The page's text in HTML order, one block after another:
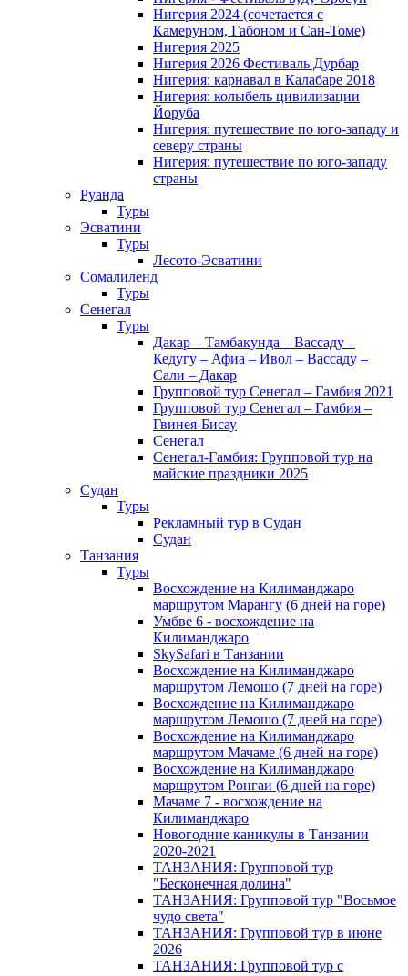
Нигерия 2024 (сочетается с
Камеруном, Габоном и Сан-Томе)
Нигерия 2025
Нигерия 2026 Фестиваль Дурбар
Нигерия: карнавал в Калабаре 2018
Нигерия: колыбель цивилизации
Йоруба
Нигерия: путешествие по юго-западу и
северу страны
Нигерия: путешествие по юго-западу
страны
Руанда
Туры
Эсватини
Туры
Лесото-Эсватини
Сомалиленд
Туры
Сенегал
Туры
Дакар – Тамбакунда – Вассаду –
Кедугу – Афиа – Ивол – Вассаду –
Сали – Дакар
Групповой тур Сенегал – Гамбия 2021
Групповой тур Сенегал – Гамбия –
Гвинея-Бисау
Сенегал
Сенегал-Гамбия: Групповой тур на
майские праздники 2025
Судан
Туры
Рекламный тур в Cудан
Cудан
Танзания
Туры
Восхождение на Килиманджаро
маршрутом Марангу (6 дней на горе)
Умбве 6 - восхождение на
Килиманджаро
SkySafari в Танзании
Восхождение на Килиманджаро
маршрутом Лемошо (7 дней на горе)
Восхождение на Килиманджаро
маршрутом Лемошо (7 дней на горе)
Восхождение на Килиманджаро
маршрутом Мачаме (6 дней на горе)
Восхождение на Килиманджаро
маршрутом Ронгаи (6 дней на горе)
Мачаме 7 - восхождение на
Килиманджаро
Новогодние каникулы в Танзании
2020-2021
ТАНЗАНИЯ: Групповой тур
"Бесконечная долина"
ТАНЗАНИЯ: Групповой тур "Восьмое
чудо света"
ТАНЗАНИЯ: Групповой тур в июне
2026
ТАНЗАНИЯ: Групповой тур с